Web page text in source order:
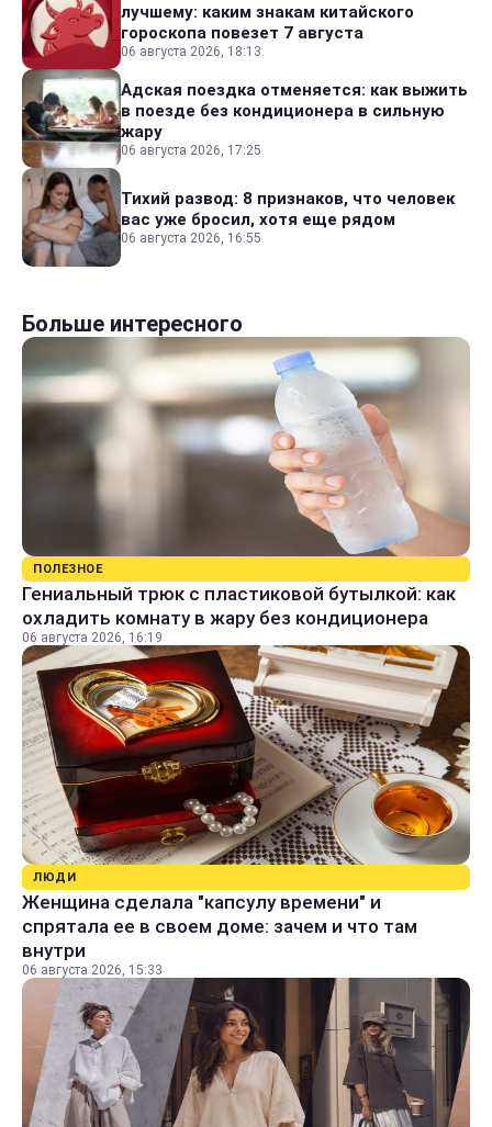
лучшему: каким знакам китайского
гороскопа повезет 7 августа
06 августа 2026, 18:13
Адская поездка отменяется: как выжить
в поезде без кондиционера в сильную
жару
06 августа 2026, 17:25
Тихий развод: 8 признаков, что человек
вас уже бросил, хотя еще рядом
06 августа 2026, 16:55
Больше интересного
ПОЛЕЗНОЕ
Гениальный трюк с пластиковой бутылкой: как
охладить комнату в жару без кондиционера
06 августа 2026, 16:19
ЛЮДИ
Женщина сделала "капсулу времени" и
спрятала ее в своем доме: зачем и что там
внутри
06 августа 2026, 15:33